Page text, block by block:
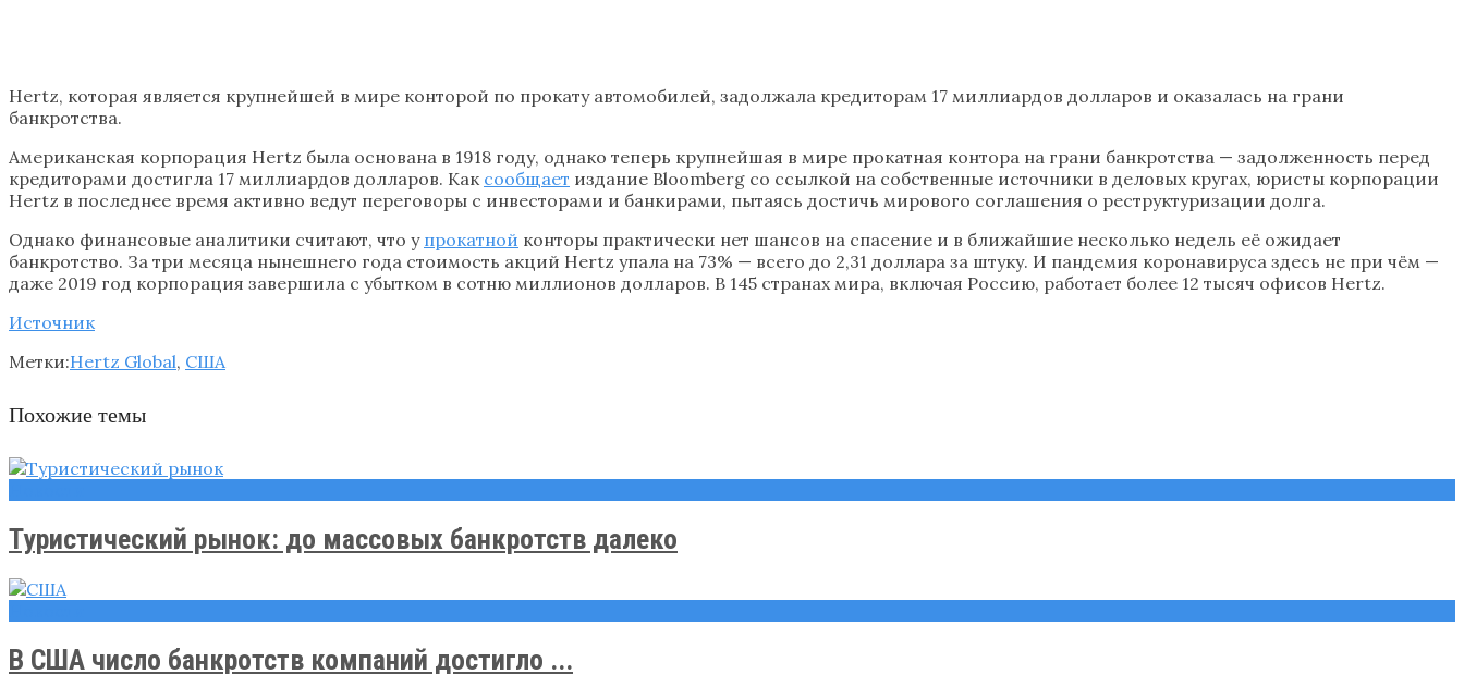
Hertz, которая является крупнейшей в мире конторой по прокату автомобилей, задолжала кредиторам 17 миллиардов долларов и оказалась на грани
банкротства.
Американская корпорация Hertz была основана в 1918 году, однако теперь крупнейшая в мире прокатная контора на грани банкротства — задолженность перед
кредиторами достигла 17 миллиардов долларов. Как сообщает издание Bloomberg со ссылкой на собственные источники в деловых кругах, юристы корпорации
Hertz в последнее время активно ведут переговоры с инвесторами и банкирами, пытаясь достичь мирового соглашения о реструктуризации долга.
Однако финансовые аналитики считают, что у прокатной конторы практически нет шансов на спасение и в ближайшие несколько недель её ожидает
банкротство. За три месяца нынешнего года стоимость акций Hertz упала на 73% — всего до 2,31 доллара за штуку. И пандемия коронавируса здесь не при чём —
даже 2019 год корпорация завершила с убытком в сотню миллионов долларов. В 145 странах мира, включая Россию, работает более 12 тысяч офисов Hertz.
Источник
Метки:Hertz Global, США
Похожие темы
Туристический рынок: до массовых банкротств далеко
В США число банкротств компаний достигло ...